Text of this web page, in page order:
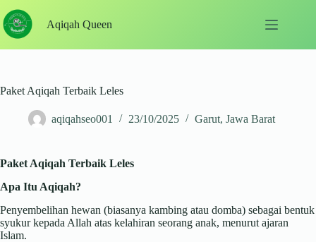
to
content
Aqiqah Queen
Paket Aqiqah Terbaik Leles
aqiqahseo001 23/10/2025 Garut, Jawa Barat
Paket Aqiqah Terbaik Leles
Apa Itu Aqiqah?
Penyembelihan hewan (biasanya kambing atau domba) sebagai bentuk
syukur kepada Allah atas kelahiran seorang anak, menurut ajaran
Islam.